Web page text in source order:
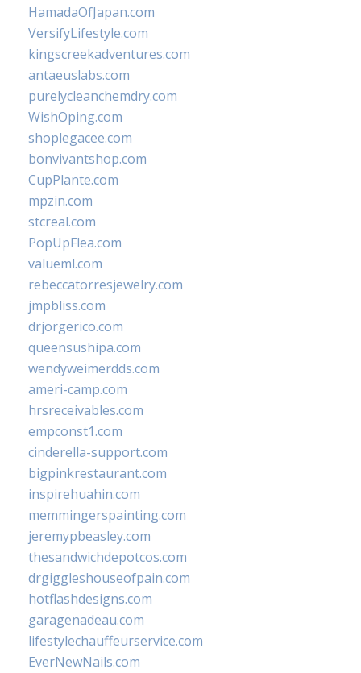
HamadaOfJapan.com
VersifyLifestyle.com
kingscreekadventures.com
antaeuslabs.com
purelycleanchemdry.com
WishOping.com
shoplegacee.com
bonvivantshop.com
CupPlante.com
mpzin.com
stcreal.com
PopUpFlea.com
valueml.com
rebeccatorresjewelry.com
jmpbliss.com
drjorgerico.com
queensushipa.com
wendyweimerdds.com
ameri-camp.com
hrsreceivables.com
empconst1.com
cinderella-support.com
bigpinkrestaurant.com
inspirehuahin.com
memmingerspainting.com
jeremypbeasley.com
thesandwichdepotcos.com
drgiggleshouseofpain.com
hotflashdesigns.com
garagenadeau.com
lifestylechauffeurservice.com
EverNewNails.com